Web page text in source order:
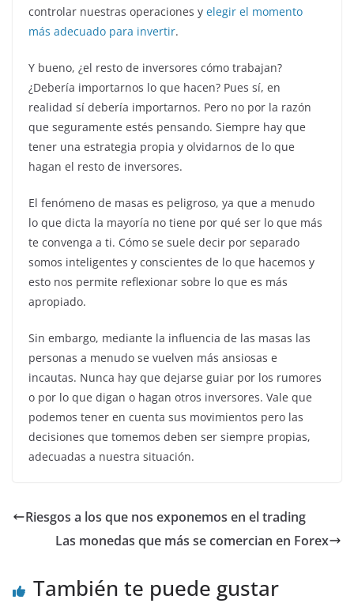
controlar nuestras operaciones y elegir el momento
más adecuado para invertir.
Y bueno, ¿el resto de inversores cómo trabajan?
¿Debería importarnos lo que hacen? Pues sí, en
realidad sí debería importarnos. Pero no por la razón
que seguramente estés pensando. Siempre hay que
tener una estrategia propia y olvidarnos de lo que
hagan el resto de inversores.
El fenómeno de masas es peligroso, ya que a menudo
lo que dicta la mayoría no tiene por qué ser lo que más
te convenga a ti. Cómo se suele decir por separado
somos inteligentes y conscientes de lo que hacemos y
esto nos permite reflexionar sobre lo que es más
apropiado.
Sin embargo, mediante la influencia de las masas las
personas a menudo se vuelven más ansiosas e
incautas. Nunca hay que dejarse guiar por los rumores
o por lo que digan o hagan otros inversores. Vale que
podemos tener en cuenta sus movimientos pero las
decisiones que tomemos deben ser siempre propias,
adecuadas a nuestra situación.
Riesgos a los que nos exponemos en el trading
Las monedas que más se comercian en Forex
También te puede gustar